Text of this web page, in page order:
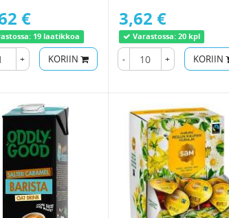
€
19 laatikkoa
+ KORIIN
3,62 €
Varastossa: 20 kpl
- + KORIIN